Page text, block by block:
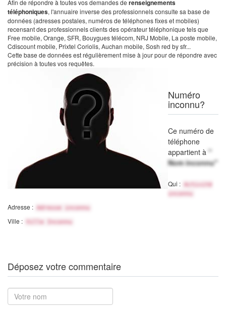
Afin de répondre à toutes vos demandes de renseignements
téléphoniques, l'annuaire inverse des professionnels consulte sa base de
données (adresses postales, numéros de téléphones fixes et mobiles)
recensant des professionnels clients des opérateur téléphonique tels que
Free mobile, Orange, SFR, Bouygues télécom, NRJ Mobile, La poste mobile,
Cdiscount mobile, Prixtel Coriolis, Auchan mobile, Sosh red by sfr...
Cette base de données est régulièrement mise à jour pour de répondre avec
précision à toutes vos requêtes.
Numéro
inconnu?
Ce numéro de
téléphone
appartient à "
Nom inconnu"
Qui :
Activité
inconnu
Adresse : Adresse inconnu
Ville : Ville Inconnu
Déposez votre commentaire